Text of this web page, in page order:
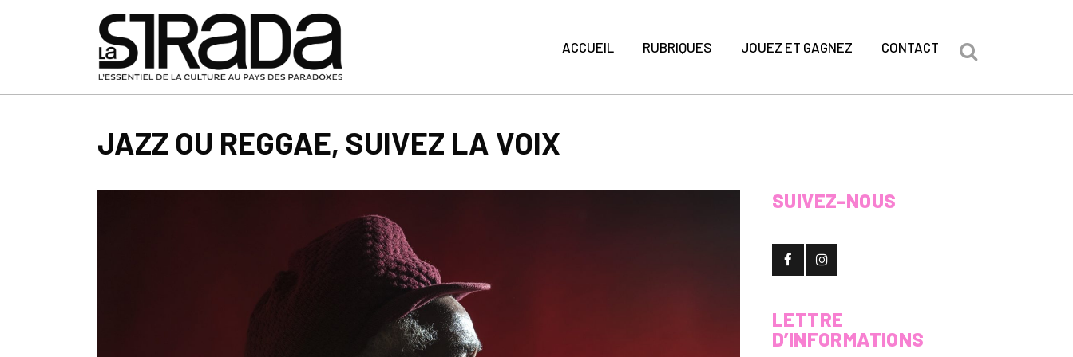
ACCUEIL RUBRIQUES JOUEZ ET GAGNEZ CONTACT
JAZZ OU REGGAE, SUIVEZ LA VOIX
SUIVEZ-NOUS
LETTRE
D’INFORMATIONS